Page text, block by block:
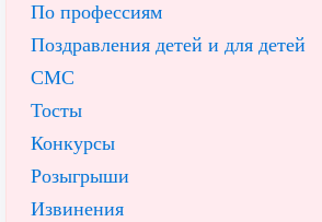
По профессиям
Поздравления детей и для детей
СМС
Тосты
Конкурсы
Розыгрыши
Извинения